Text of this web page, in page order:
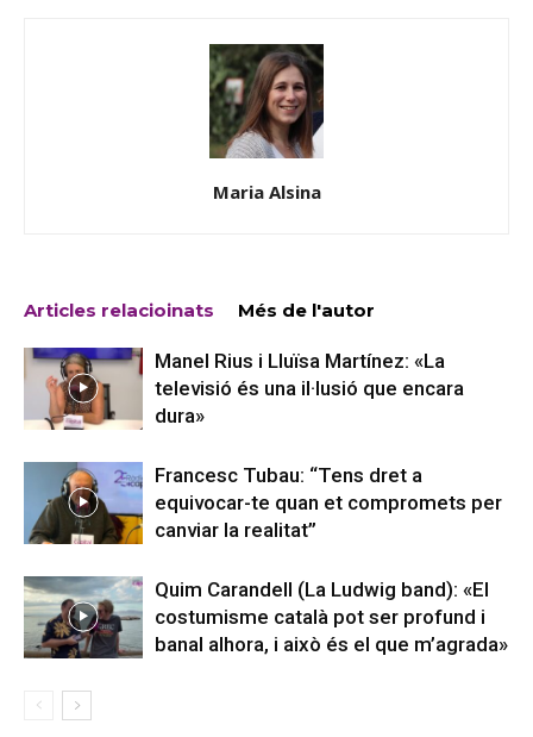
Maria Alsina
Articles relacioinats Més de l'autor
Manel Rius i Lluïsa Martínez: «La
televisió és una il·lusió que encara
dura»
Francesc Tubau: “Tens dret a
equivocar-te quan et compromets per
canviar la realitat”
Quim Carandell (La Ludwig band): «El
costumisme català pot ser profund i
banal alhora, i això és el que m’agrada»